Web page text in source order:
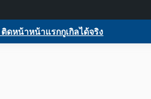
ดหน้าหน้าแรกกูเกิลได้จริง
าแรกกูเกิล
อง ซื้อขายให้เช่า บริการ
Activity Members